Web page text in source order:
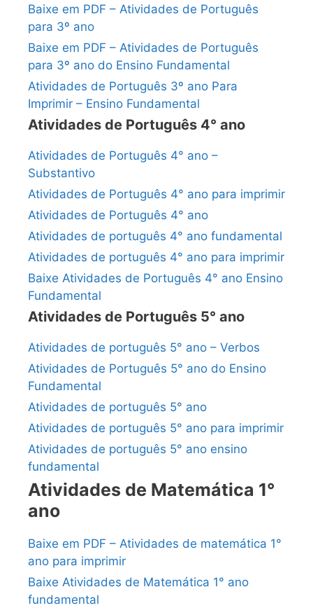
Baixe em PDF – Atividades de Português
para 3º ano
Baixe em PDF – Atividades de Português
para 3º ano do Ensino Fundamental
Atividades de Português 3º ano Para
Imprimir – Ensino Fundamental
Atividades de Português 4° ano
Atividades de Português 4° ano –
Substantivo
Atividades de Português 4° ano para imprimir
Atividades de Português 4° ano
Atividades de português 4° ano fundamental
Atividades de português 4° ano para imprimir
Baixe Atividades de Português 4° ano Ensino
Fundamental
Atividades de Português 5° ano
Atividades de português 5° ano – Verbos
Atividades de Português 5° ano do Ensino
Fundamental
Atividades de português 5° ano
Atividades de português 5° ano para imprimir
Atividades de português 5° ano ensino
fundamental
Atividades de Matemática 1°
ano
Baixe em PDF – Atividades de matemática 1°
ano para imprimir
Baixe Atividades de Matemática 1° ano
fundamental